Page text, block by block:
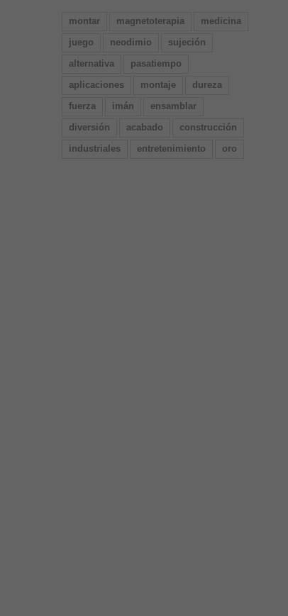
montar magnetoterapia
medicina
juego
neodimio
sujeción
alternativa
pasatiempo
aplicaciones
montaje
dureza
fuerza
imán
ensamblar
diversión
acabado
construcción
industriales
entretenimiento oro